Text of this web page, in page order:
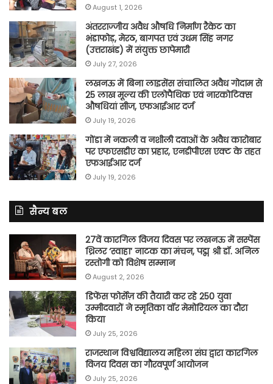
August 1, 2026
अंतरराज्जीय अवैध औषधि निर्माण रैकेट का
भंडाफोड़, मेरठ, बागपत एवं उधम सिंह नगर
(उत्तराखंड) में संयुक्त छापेमारी
July 27, 2026
लखनऊ में बिना लाइसेंस संचालित अवैध गोदाम से
25 लाख मूल्य की एलोपैथिक एवं नारकोटिक्स
औषधियां सीज, एफआईआर दर्ज
July 19, 2026
गोंडा में नकली व नशीली दवाओं के अवैध कारोबार
पर एफएसडीए का प्रहार, एनडीपीएस एक्ट के तहत
एफआईआर दर्ज
July 19, 2026
सैन्य बल
27वें कारगिल विजय दिवस पर लखनऊ में सस्पेंस
थ्रिलर ‘स्वाहा’ नाटक का मंचन, पद्म श्री डॉ. अनिल
रस्तोगी को विशेष सम्मान
August 2, 2026
डिफेंस फोर्सेज़ की तैयारी कर रहे 250 युवा
उम्मीदवारों ने स्मृतिका वॉर मेमोरियल का दौरा
किया
July 25, 2026
राजस्थान विश्वविद्यालय महिला संघ द्वारा कारगिल
विजय दिवस का गौरवपूर्ण आयोजन
July 25, 2026